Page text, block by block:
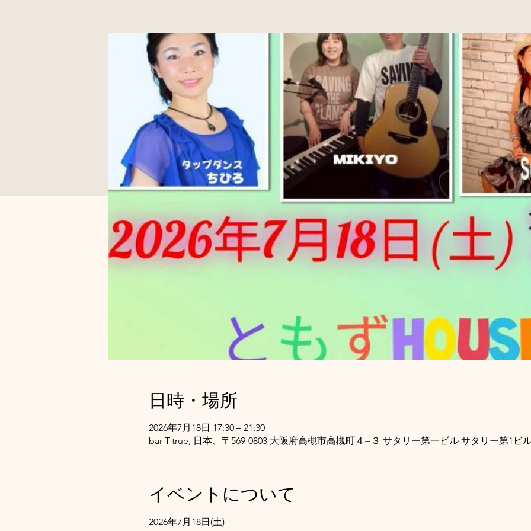
日時・場所
2026年7月18日 17:30 – 21:30
bar T-true, 日本、〒569-0803 大阪府高槻市高槻町４−３ サタリー第一ビル サタリー第1ビ
イベントについて
2026年7月18日(土)